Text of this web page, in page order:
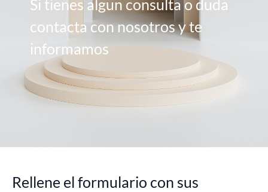
Si tienes algun consulta o duda
contacta con nosotros y te
informamos
Rellene el formulario con sus